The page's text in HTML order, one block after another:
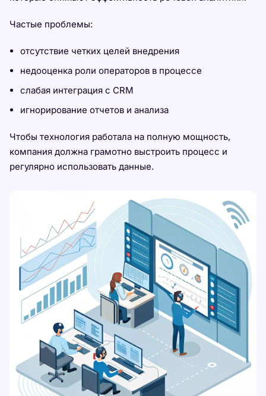
Частые проблемы:
отсутствие четких целей внедрения
недооценка роли операторов в процессе
слабая интеграция с CRM
игнорирование отчетов и анализа
Чтобы технология работала на полную мощность,
компания должна грамотно выстроить процесс и
регулярно использовать данные.